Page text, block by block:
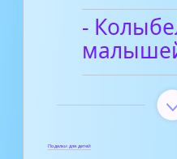
-
Поделки для детей